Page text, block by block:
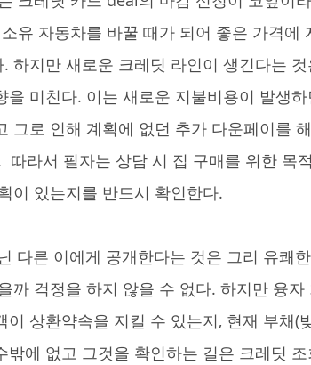
유 자동차를 바꿀 때가 되어 좋은 가격에
하지만 새로운 크레딧 라인이 생긴다는
미친다. 이는 새로운 지불비용이 발생
그로 인해 계획에 없던 추가 다운페이를
따라서 필자는 상담 시 집 구매를 위한 목
이 있는지를 반드시 확인한다.
까 걱정을 하지 않을 수 없다. 하지만 융자
상환약속을 지킬 수 있는지, 현재 부채(
밖에 없고 그것을 확인하는 길은 크레딧